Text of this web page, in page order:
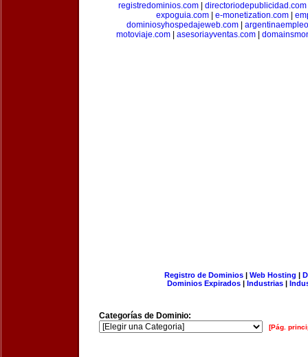
registredominios.com| directoriodepublicidad.com
expoguia.com| e-monetization.com|
dominiosyhospedajeweb.com
motoviaje.com
asesoriayventas.com
Registro de Dominios| Web Hosting |
Dominios Expirados | Industrias |
Categorías de Dominio:
[Pág.